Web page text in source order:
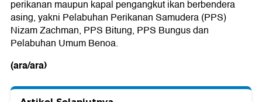
perikanan maupun kapal pengangkut ikan berbendera
asing, yakni Pelabuhan Perikanan Samudera (PPS)
Nizam Zachman, PPS Bitung, PPS Bungus dan
Pelabuhan Umum Benoa.
(ara/ara)